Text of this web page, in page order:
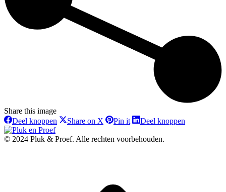
Share this image
Deel knoppen DeelShare on X DeelPin itDeelDeel knoppen
© 2024 Pluk & Proef. Alle rechten voorbehouden.